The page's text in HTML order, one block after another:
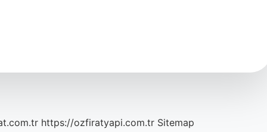
https://ozfiratyapi.com.tr Sitemap